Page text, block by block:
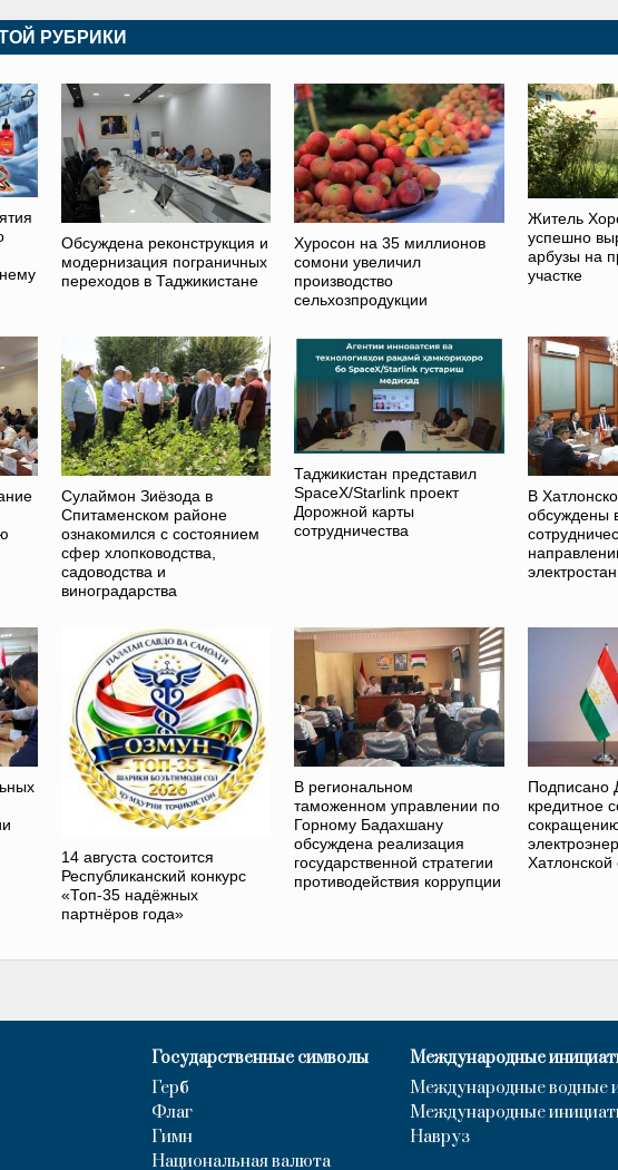
РУБРИКИ
Обсуждена реконструкция и
модернизация пограничных
переходов в Таджикистане
Хуросон на 35 миллионов
сомони увеличил
производство
сельхозпродукции
Житель
успешно
арбузы на
участке
Сулаймон Зиёзода в
Спитаменском районе
ознакомился с состоянием
сфер хлопководства,
садоводства и
виноградарства
Таджикистан представил
SpaceX/Starlink проект
Дорожной карты
сотрудничества
В
обсуждены
14 августа состоится
Республиканский конкурс
«Топ-35 надёжных
партнёров года»
В региональном
таможенном управлении по
Горному Бадахшану
обсуждена реализация
государственной стратегии
противодействия коррупции
Подписано
кредитное
Хатлонской
Государственные символы
Герб
Флаг
Гимн
Национальная валюта
Международные
Международные водные
Международные
Навруз